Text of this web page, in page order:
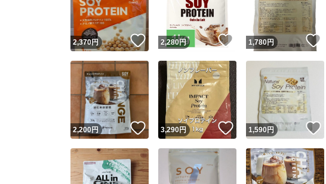
2,370円 いいね！
2,280円 いいね！
1,780円
2,200円 いいね！
3,290円 いいね！
1,590円